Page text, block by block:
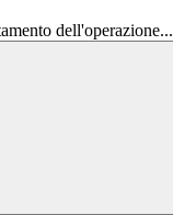
dell'operazione...